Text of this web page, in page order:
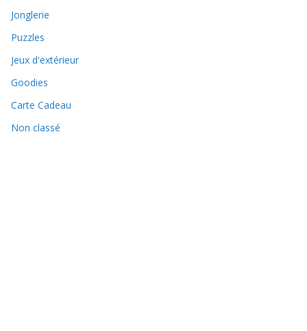
Jonglerie
Puzzles
Jeux d'extérieur
Goodies
Carte Cadeau
Non classé